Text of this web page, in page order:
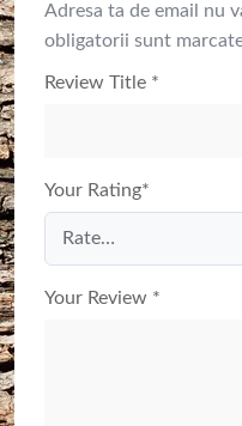
Adresa ta de email nu
obligatorii sunt
Review Title *
Your Rating*
Your Review *